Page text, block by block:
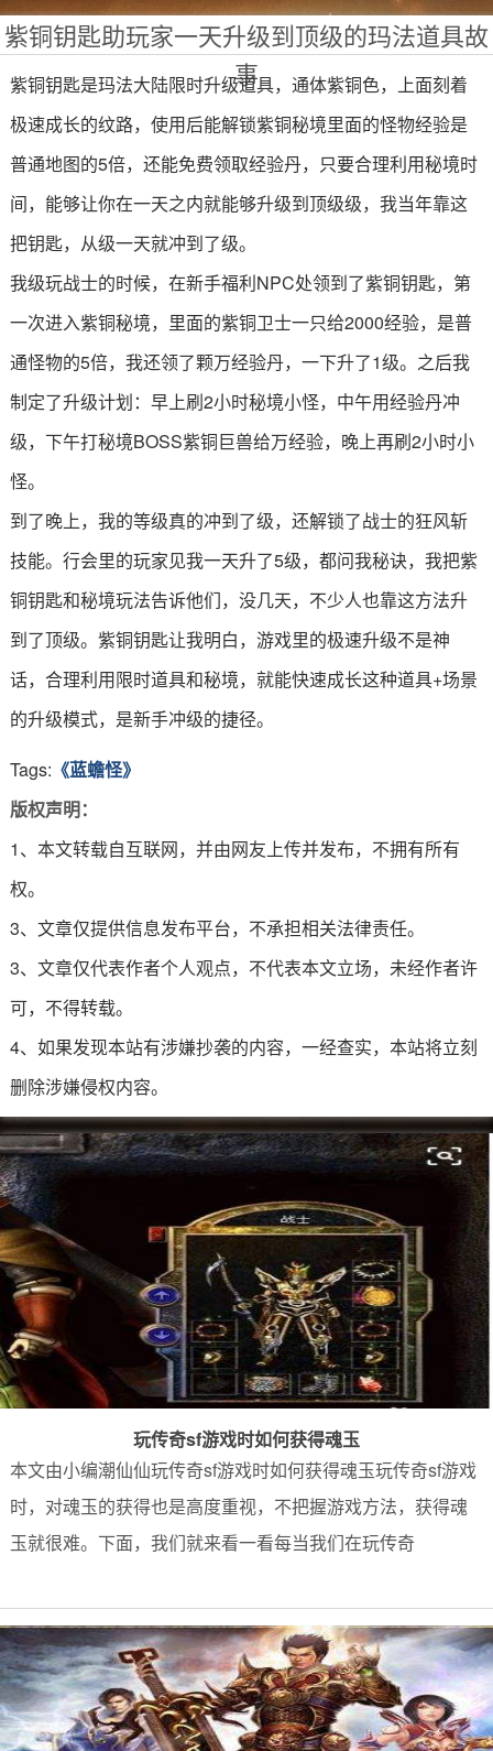
紫铜钥匙助玩家一天升级到顶级的玛法道具故
事
紫铜钥匙是玛法大陆限时升级道具，通体紫铜色，上面刻着
极速成长的纹路，使用后能解锁紫铜秘境里面的怪物经验是
普通地图的5倍，还能免费领取经验丹，只要合理利用秘境时
间，能够让你在一天之内就能够升级到顶级级，我当年靠这
把钥匙，从级一天就冲到了级。
我级玩战士的时候，在新手福利NPC处领到了紫铜钥匙，第
一次进入紫铜秘境，里面的紫铜卫士一只给2000经验，是普
通怪物的5倍，我还领了颗万经验丹，一下升了1级。之后我
制定了升级计划：早上刷2小时秘境小怪，中午用经验丹冲
级，下午打秘境BOSS紫铜巨兽给万经验，晚上再刷2小时小
怪。
到了晚上，我的等级真的冲到了级，还解锁了战士的狂风斩
技能。行会里的玩家见我一天升了5级，都问我秘诀，我把紫
铜钥匙和秘境玩法告诉他们，没几天，不少人也靠这方法升
到了顶级。紫铜钥匙让我明白，游戏里的极速升级不是神
话，合理利用限时道具和秘境，就能快速成长这种道具+场景
的升级模式，是新手冲级的捷径。
Tags: 《蓝蟾怪》
版权声明：
1、本文转载自互联网，并由网友上传并发布，不拥有所有
权。
3、文章仅提供信息发布平台，不承担相关法律责任。
3、文章仅代表作者个人观点，不代表本文立场，未经作者许
可，不得转载。
4、如果发现本站有涉嫌抄袭的内容，一经查实，本站将立刻
删除涉嫌侵权内容。
玩传奇sf游戏时如何获得魂玉
本文由小编潮仙仙玩传奇sf游戏时如何获得魂玉玩传奇sf游戏
时，对魂玉的获得也是高度重视，不把握游戏方法，获得魂
玉就很难。下面，我们就来看一看每当我们在玩传奇